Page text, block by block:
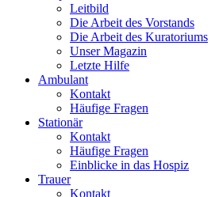
Leitbild
Die Arbeit des Vorstands
Die Arbeit des Kuratoriums
Unser Magazin
Letzte Hilfe
Ambulant
Kontakt
Häufige Fragen
Stationär
Kontakt
Häufige Fragen
Einblicke in das Hospiz
Trauer
Kontakt